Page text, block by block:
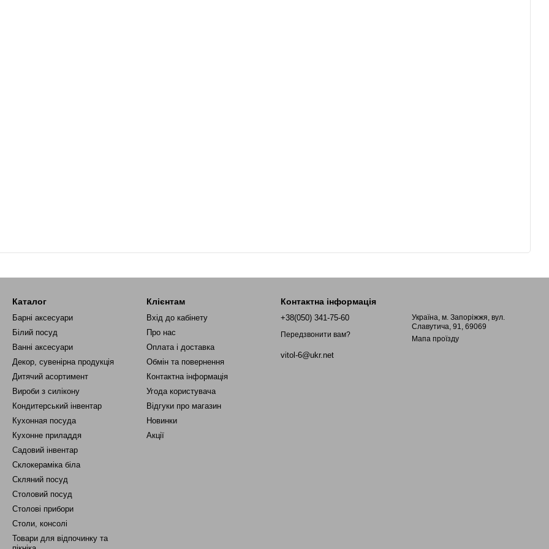
Каталог
Барні аксесуари
Білий посуд
Ванні аксесуари
Декор, сувенірна продукція
Дитячий асортимент
Вироби з силікону
Кондитерський інвентар
Кухонная посуда
Кухонне приладдя
Садовий інвентар
Склокераміка біла
Скляний посуд
Столовий посуд
Столові прибори
Столи, консолі
Товари для відпочинку та
Клієнтам
Вхід до кабінету
Про нас
Оплата і доставка
Обмін та повернення
Контактна інформація
Угода користувача
Відгуки про магазин
Новинки
Акції
Контактна інформація
+38(050) 341-75-60
Передзвонити вам?
vitol-6@ukr.net
Україна, м. Запоріжжя, вул.
Славутича, 91, 69069
Мапа проїзду